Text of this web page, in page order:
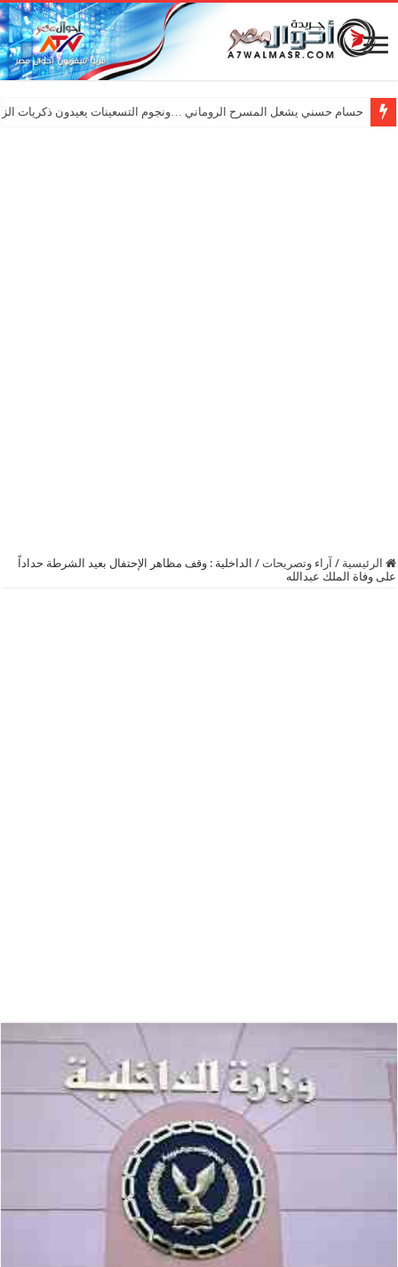
حسام حسني يشعل المسرح الروماني …ونجوم التسعينات يعيدون ذكريات
الرئيسية / آراء وتصريحات / الداخلية : وقف مظاهر الإحتفال بعيد الشرطة حداداً
على وفاة الملك عبدالله